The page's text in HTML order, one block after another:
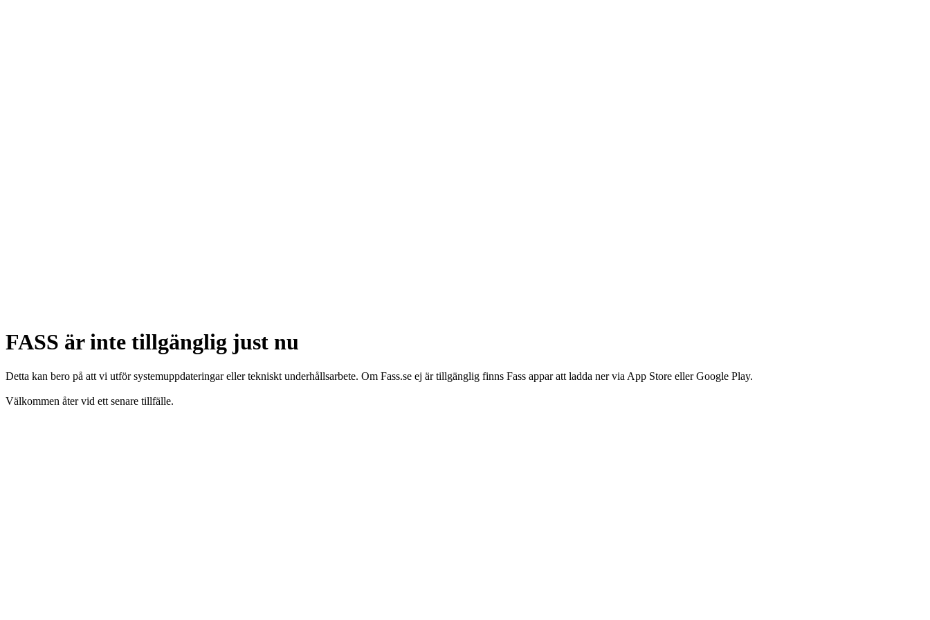
FASS är inte tillgänglig just nu
Detta kan bero på att vi utför systemuppdateringar eller tekniskt underhållsarbete. Om Fass.se ej är tillgänglig finns Fass appar att ladda ner via App Store eller Google Play.
Välkommen åter vid ett senare tillfälle.